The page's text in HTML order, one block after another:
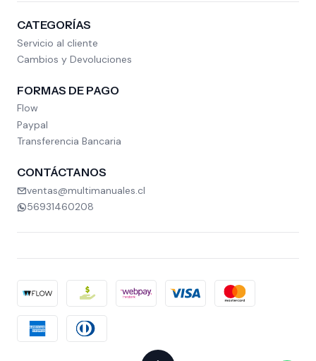
CATEGORÍAS
Servicio al cliente
Cambios y Devoluciones
FORMAS DE PAGO
Flow
Paypal
Transferencia Bancaria
CONTÁCTANOS
ventas@multimanuales.cl
56931460208